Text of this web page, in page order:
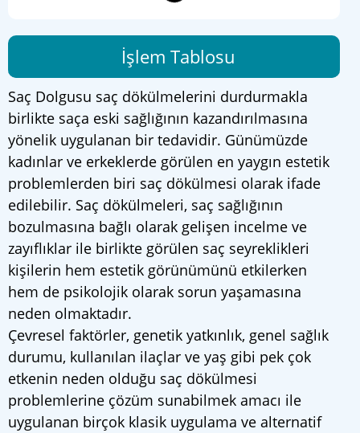
İşlem Tablosu
Saç Dolgusu saç dökülmelerini durdurmakla
birlikte saça eski sağlığının kazandırılmasına
yönelik uygulanan bir tedavidir. Günümüzde
kadınlar ve erkeklerde görülen en yaygın estetik
problemlerden biri saç dökülmesi olarak ifade
edilebilir. Saç dökülmeleri, saç sağlığının
bozulmasına bağlı olarak gelişen incelme ve
zayıflıklar ile birlikte görülen saç seyreklikleri
kişilerin hem estetik görünümünü etkilerken
hem de psikolojik olarak sorun yaşamasına
neden olmaktadır.
Çevresel faktörler, genetik yatkınlık, genel sağlık
durumu, kullanılan ilaçlar ve yaş gibi pek çok
etkenin neden olduğu saç dökülmesi
problemlerine çözüm sunabilmek amacı ile
uygulanan birçok klasik uygulama ve alternatif